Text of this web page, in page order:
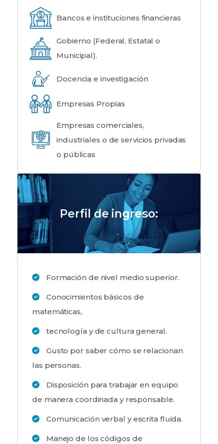
Bancos e instituciones financieras
Gobierno (Federal, Estatal o
Municipal).
Docencia e investigación
Empresas Propias
Empresas comerciales,
industriales o de servicios privadas
o públicas
Perfil de ingreso:
Formación de nivel medio superior.
Conocimientos básicos de
matemáticas,
tecnología y de cultura general.
Gusto por saber cómo se relacionan
las personas.
Disposición para trabajar en equipo
de manera coordinada y responsable.
Comunicación verbal y escrita fluida.
Manejo de los códigos de